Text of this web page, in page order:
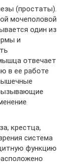
(простаты).
мочеполовой
один из
и
отвечает
в ее работе
крестца,
система
функцию